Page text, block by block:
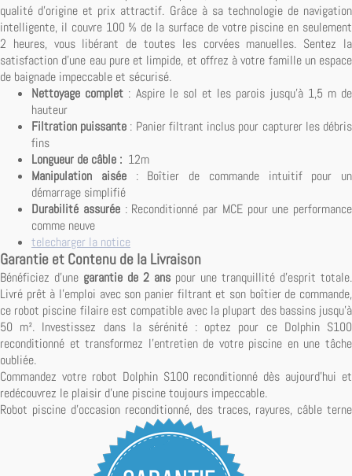
qualité d'origine et prix attractif. Grâce à sa technologie de navigation
intelligente, il couvre 100 % de la surface de votre piscine en seulement
2 heures, vous libérant de toutes les corvées manuelles. Sentez la
satisfaction d'une eau pure et limpide, et offrez à votre famille un espace
de baignade impeccable et sécurisé.
Nettoyage complet : Aspire le sol et les parois jusqu'à 1,5 m de
hauteur
Filtration puissante : Panier filtrant inclus pour capturer les débris
fins
Longueur de câble : 12m
Manipulation aisée: Boîtier de commande intuitif pour un
démarrage simplifié
Durabilité assurée: Reconditionné par MCE pour une performance
comme neuve
telecharger la notice
Garantie et Contenu de la Livraison
Bénéficiez d'une garantie de 2 ans pour une tranquillité d'esprit totale.
Livré prêt à l'emploi avec son panier filtrant et son boîtier de commande,
ce robot piscine filaire est compatible avec la plupart des bassins jusqu'à
50 m². Investissez dans la sérénité : optez pour ce Dolphin S100
reconditionné et transformez l'entretien de votre piscine en une tâche
oubliée.
Commandez votre robot Dolphin S100 reconditionné dès aujourd'hui et
redécouvrez le plaisir d'une piscine toujours impeccable.
Robot piscine d'occasion reconditionné, des traces, rayures, câble terne